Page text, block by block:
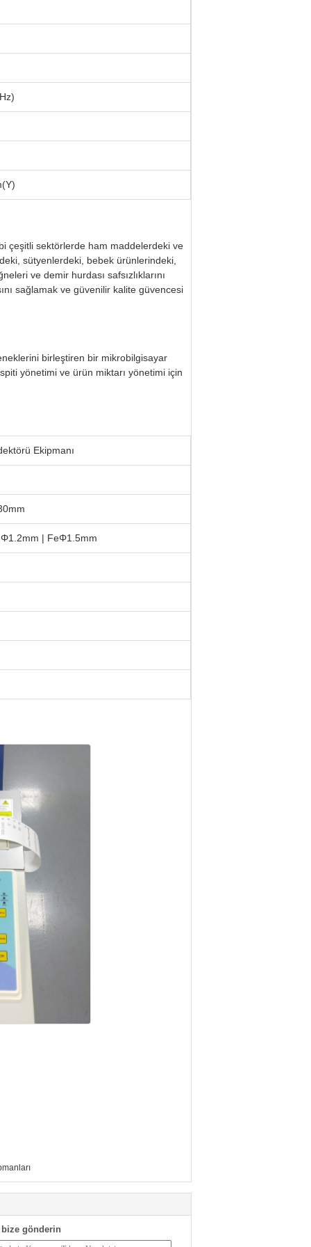
çeşitli sektörlerde ham maddelerdeki ve
sütyenlerdeki, bebek ürünlerindeki,
ve demir hurdası safsızlıklarını
sağlamak ve güvenilir kalite güvencesi
birleştiren bir mikrobilgisayar
yönetimi ve ürün miktarı yönetimi için
Ekipmanı
| FeΦ1.5mm
gönderin